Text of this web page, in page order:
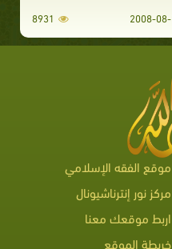
8931
موقع الفقه الإسلامي
مركز نور إنترناشيونال
اربط موقعك معنا
خريطة الموقع